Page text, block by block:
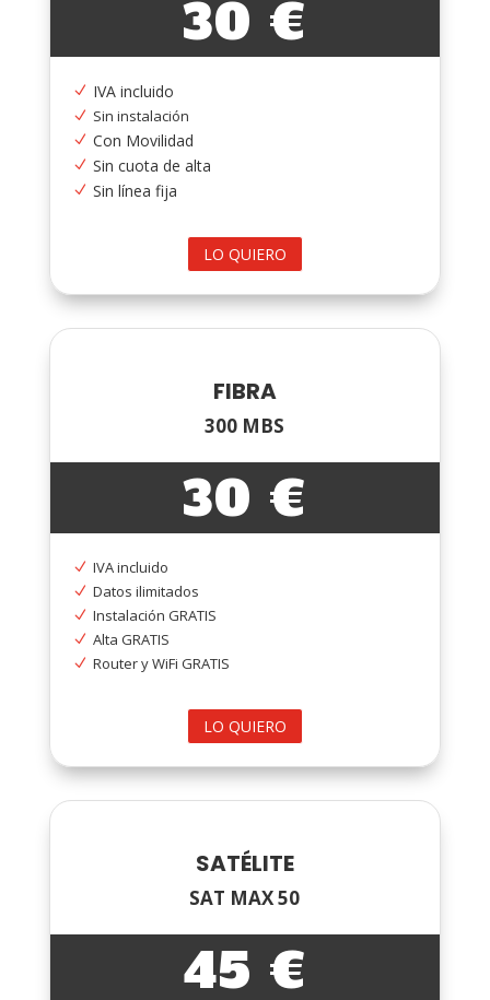
30 €
N IVA incluido
N Sin instalación
N Con Movilidad
N Sin cuota de alta
N Sin línea fija
LO QUIERO
FIBRA
300 MBS
30 €
N IVA incluido
N Datos ilimitados
N Instalación GRATIS
N Alta GRATIS
N Router y WiFi GRATIS
LO QUIERO
SATÉLITE
SAT MAX 50
45 €